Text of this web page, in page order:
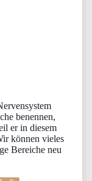
benennen,
er in diesem
können vieles
Bereiche neu